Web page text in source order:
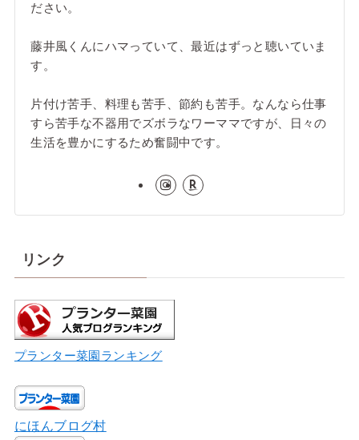
ださい。
藤井風くんにハマっていて、最近はずっと聴いていま
す。
片付け苦手、料理も苦手、節約も苦手。なんなら仕事
すら苦手な不器用でズボラなワーママですが、日々の
生活を豊かにするため奮闘中です。
リンク
プランター菜園ランキング
にほんブログ村